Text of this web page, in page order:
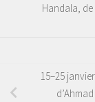
Handala, de
15–25